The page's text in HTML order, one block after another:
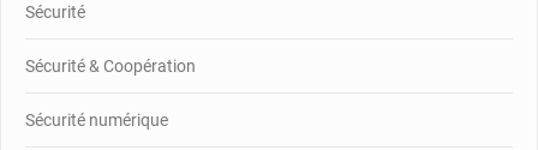
Sécurité
Sécurité & Coopération
Sécurité numérique